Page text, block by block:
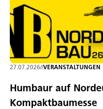
27.07.2026//VERANSTALTUNGEN
Humbaur auf
Kompaktbaumesse